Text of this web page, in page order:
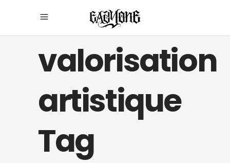
valorisation
artistique
Tag